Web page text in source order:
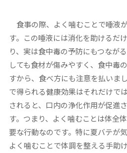
食事の際、よく噛むことで唾液
す。この唾液には消化を助けるだ
り、実は食中毒の予防にもつなが
しても食材が傷みやすく、食中毒
すから、食べ方にも注意を払いま
で得られる健康効果はそれだけで
されると、口内の浄化作用が促進
す。つまり、よく噛むことは体全
要な行動なのです。特に夏バテが
よく噛むことで体調を整える手助